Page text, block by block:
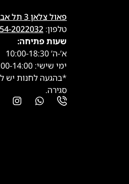
פאול צלאן 3 תל אביב
טלפון: 2022032
שעות פתיחה:
א’-ה’ 10:00-18:30
ימי שישי: 10:00-14:00
*בהגעה לחנות יש
סגירה.